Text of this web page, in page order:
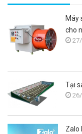
Máy
cho
Tại
Zalo